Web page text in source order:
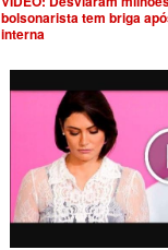
bolsonarista tem briga
interna